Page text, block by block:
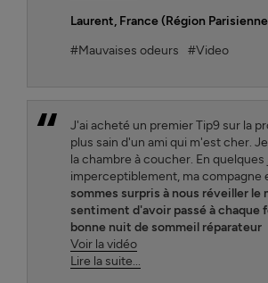
Laurent, France (Région
#Mauvaises odeurs
#Video
J'ai acheté un premier Tip9 sur la
plus sain d'un ami qui m'est cher.
la chambre à coucher. En quelques
imperceptiblement, ma compagne
sommes surpris à nous réveiller le
sentiment d'avoir passé à chaque
bonne nuit de sommeil réparateur
Voir la vidéo
Lire la suite...